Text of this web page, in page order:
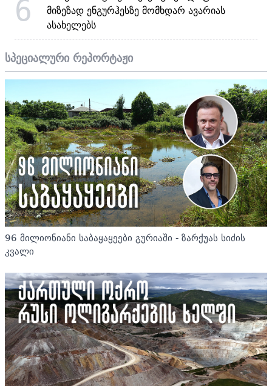
6
მიზეზად ენგურჰესზე მომხდარ ავარიას
ასახელებს
სპეციალური რეპორტაჟი
96 მილიონიანი საბაყაყეები გურიაში - ზარქუას სიძის
კვალი